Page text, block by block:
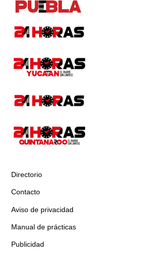
Directorio
Contacto
Aviso de privacidad
Manual de prácticas
Publicidad